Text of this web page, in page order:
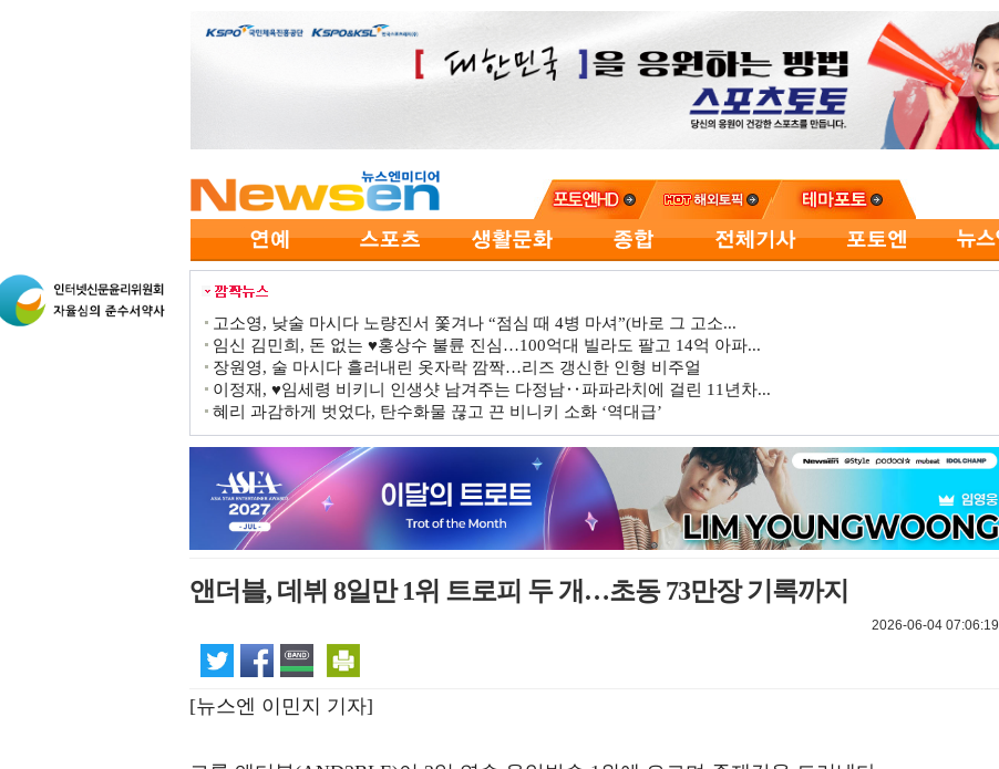
고소영, 낮술 마시다 노량진서 쫓겨나 “점심 때 4병 마셔”(바로 그 고소...
임신 김민희, 돈 없는 ♥홍상수 불륜 진심…100억대 빌라도 팔고 14억 아파...
장원영, 술 마시다 흘러내린 옷자락 깜짝…리즈 갱신한 인형 비주얼
이정재, ♥임세령 비키니 인생샷 남겨주는 다정남‥파파라치에 걸린 11년차...
혜리 과감하게 벗었다, 탄수화물 끊고 끈 비니키 소화 ‘역대급’
앤더블, 데뷔 8일만 1위 트로피 두 개…초동 73만장 기록까지
2026-06-04 07:06:19
[뉴스엔 이민지 기자]